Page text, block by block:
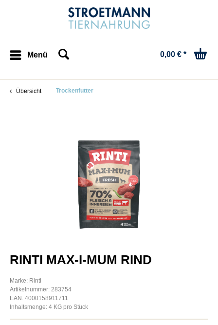
Menü 0,00 € *
Übersicht Trockenfutter
RINTI MAX-I-MUM RIND
Marke: Rinti
Artikelnummer: 283754
EAN: 4000158911711
Inhaltsmenge: 4 KG pro Stück